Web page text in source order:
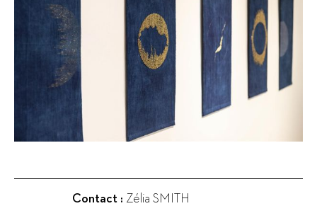
Contact : Zélia SMITH